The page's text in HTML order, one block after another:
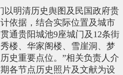
以明清历史舆图及民国政府贵
依据，结合实际位置及城市
通贵阳城池9座城门及12条街
楼、华家阁楼、雪崖洞、梦
史重要点位。”相关负责人介
各节点历史照片及文献为设